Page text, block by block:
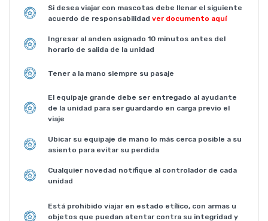
Si desea viajar con mascotas debe llenar el siguiente
acuerdo de responsabilidad ver documento aquí
Ingresar al anden asignado 10 minutos antes del
horario de salida de la unidad
Tener a la mano siempre su pasaje
El equipaje grande debe ser entregado al ayudante
de la unidad para ser guardardo en carga previo el
viaje
Ubicar su equipaje de mano lo más cerca posible a su
asiento para evitar su perdida
Cualquier novedad notifique al controlador de cada
unidad
Está prohibido viajar en estado etílico, con armas u
objetos que puedan atentar contra su integridad y